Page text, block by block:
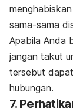
sama-sama
Apabila Anda
jangan takut
tersebut
hubungan.
7.